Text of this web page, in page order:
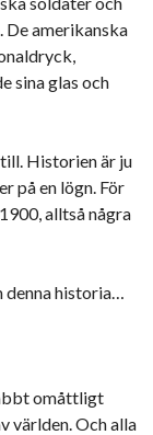
De amerikanska
sina glas och
Historien är ju
på en lögn. För
alltså några
historia…
omåttligt
världen. Och alla